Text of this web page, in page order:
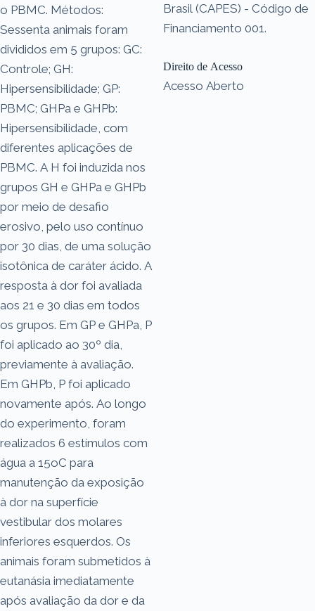
o PBMC. Métodos:
Sessenta animais foram
divididos em 5 grupos: GC:
Controle; GH:
Hipersensibilidade; GP:
PBMC; GHPa e GHPb:
Hipersensibilidade, com
diferentes aplicações de
PBMC. A H foi induzida nos
grupos GH e GHPa e GHPb
por meio de desafio
erosivo, pelo uso contínuo
por 30 dias, de uma solução
isotônica de caráter ácido. A
resposta à dor foi avaliada
aos 21 e 30 dias em todos
os grupos. Em GP e GHPa, P
foi aplicado ao 30º dia,
previamente à avaliação.
Em GHPb, P foi aplicado
novamente após. Ao longo
do experimento, foram
realizados 6 estímulos com
água a 15oC para
manutenção da exposição
à dor na superfície
vestibular dos molares
inferiores esquerdos. Os
animais foram submetidos à
eutanásia imediatamente
após avaliação da dor e da
Brasil (CAPES) - Código de
Financiamento 001.
Direito de Acesso
Acesso Aberto